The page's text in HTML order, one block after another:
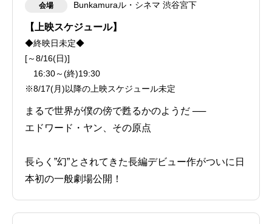
会場 Bunkamuraル・シネマ 渋谷宮下
【上映スケジュール】
◆終映日未定◆
[～8/16(日)]
16:30～(終)19:30
※8/17(月)以降の上映スケジュール未定
まるで世界が僕の傍で甦るかのようだ ──
エドワード・ヤン、その原点
長らく”幻”とされてきた長編デビュー作がついに日
本初の一般劇場公開！